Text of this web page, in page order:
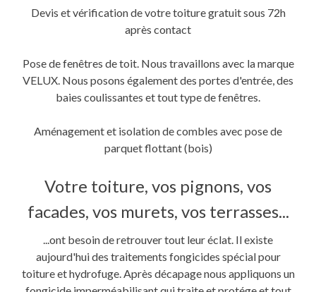
Devis et vérification de votre toiture gratuit sous 72h
après contact
Pose de fenêtres de toit. Nous travaillons avec la marque
VELUX. Nous posons également des portes d'entrée, des
baies coulissantes et tout type de fenêtres.
Aménagement et isolation de combles avec pose de
parquet flottant (bois)
Votre toiture, vos pignons, vos
facades, vos murets, vos terrasses...
...ont besoin de retrouver tout leur éclat. Il existe
aujourd'hui des traitements fongicides spécial pour
toiture et hydrofuge. Après décapage nous appliquons un